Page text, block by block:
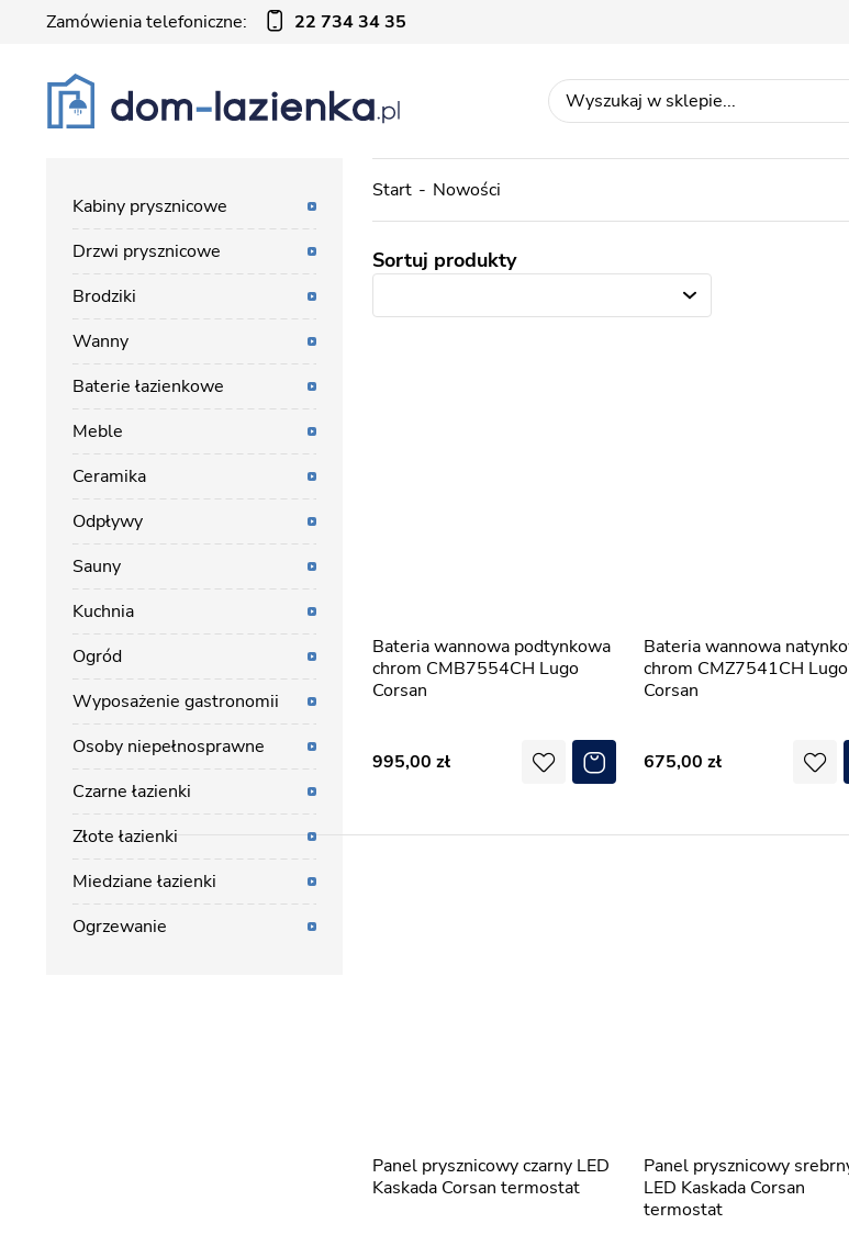
Zamówienia telefoniczne: 22 734 34 35
Start Nowości
Sortuj produkty
Bateria wannowa podtynkowa
chrom CMB7554CH Lugo
Corsan
995,00
Bateria wannowa natynkowa
chrom CMZ7541CH Lugo
Corsan
675,00
Panel prysznicowy czarny LED
Kaskada Corsan termostat
Panel prysznicowy srebrny
LED Kaskada Corsan
termostat
Kabiny prysznicowe
Drzwi prysznicowe
Brodziki
Wanny
Baterie łazienkowe
Meble
Ceramika
Odpływy
Sauny
Kuchnia
Ogród
Wyposażenie gastronomii
Osoby niepełnosprawne
Czarne łazienki
Złote łazienki
Miedziane łazienki
Ogrzewanie